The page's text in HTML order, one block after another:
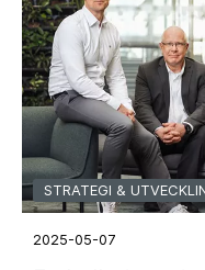
STRATEGI &
2025-05-07